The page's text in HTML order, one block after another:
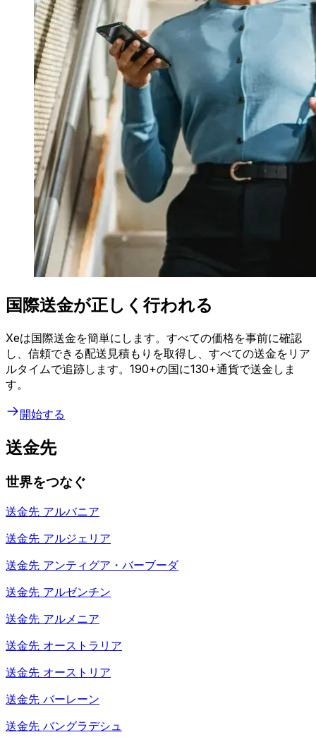
国際送金が正しく行われる
Xeは国際送金を簡単にします。すべての価格を事前に確認
し、信頼できる配送見積もりを取得し、すべての送金をリア
ルタイムで追跡します。190+の国に130+通貨で送金しま
す。
開始する
送金先
世界をつなぐ
送金先 アルバニア
送金先 アルジェリア
送金先 アンティグア・バーブーダ
送金先 アルゼンチン
送金先 アルメニア
送金先 オーストラリア
送金先 オーストリア
送金先 バーレーン
送金先 バングラデシュ